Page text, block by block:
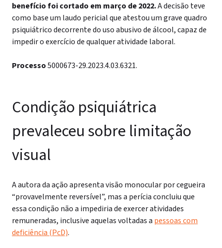
benefício foi cortado em março de 2022.A decisão teve
como base um laudo pericial que atestou um grave quadro
psiquiátrico decorrente do uso abusivo de álcool, capaz de
impedir o exercício de qualquer atividade laboral.
Processo5000673-29.2023.4.03.6321.
Condição psiquiátrica
prevaleceu sobre limitação
visual
A autora da ação apresenta visão monocular por cegueira
“provavelmente reversível”, mas a perícia concluiu que
essa condição não a impediria de exercer atividades
remuneradas, inclusive aquelas voltadas a pessoas com
deficiência (PcD).